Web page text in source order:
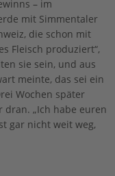
– im
mit Simmentaler
die schon mit
Fleisch produziert“,
sie sein, und aus
meinte, das sei ein
Wochen später
dran. „Ich habe euren
gar nicht weit weg,